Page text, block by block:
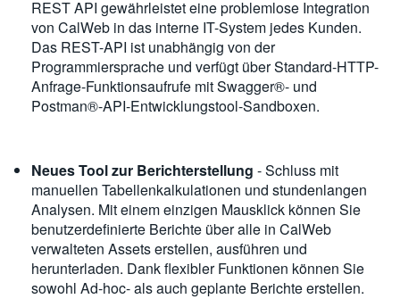
REST API gewährleistet eine problemlose Integration
von CalWeb in das interne IT-System jedes Kunden.
Das REST-API ist unabhängig von der
Programmiersprache und verfügt über Standard-HTTP-
Anfrage-Funktionsaufrufe mit Swagger®- und
Postman®-API-Entwicklungstool-Sandboxen.
Neues Tool zur Berichterstellung - Schluss mit
manuellen Tabellenkalkulationen und stundenlangen
Analysen. Mit einem einzigen Mausklick können Sie
benutzerdefinierte Berichte über alle in CalWeb
verwalteten Assets erstellen, ausführen und
herunterladen. Dank flexibler Funktionen können Sie
sowohl Ad-hoc- als auch geplante Berichte erstellen.